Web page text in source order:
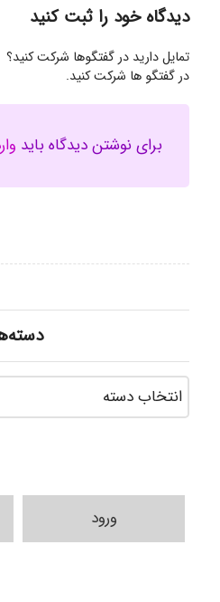
دیدگاه خود را ثبت کنید
تمایل دارید در گفتگوها شرکت کنید؟
در گفتگو ها شرکت کنید.
برای نوشتن دیدگاه باید
ورود